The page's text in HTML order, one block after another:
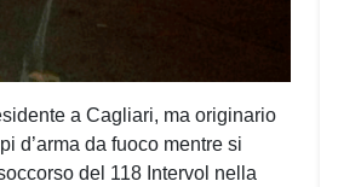
a Cagliari, ma originario
d’arma da fuoco mentre si
del 118 Intervol nella